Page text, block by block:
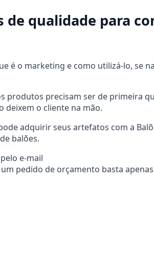
qualidade para
é o marketing e como utilizá-lo, se
produtos precisam ser de primeira
deixem o cliente na mão.
adquirir seus artefatos com a
balões.
e-mail
pedido de orçamento basta